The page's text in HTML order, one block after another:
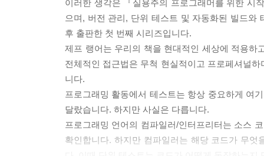
이러한 생각은 『실용주의 프로그래머를 위한 시
으며, 버전 관리, 단위 테스트 및 자동화된 빌드와
후 출판한 첫 번째 시리즈입니다.
제프 랭어는 우리의 책을 현대적인 세상에 적용하
전체적인 접근법은 무척 현실적이고 프로페셔널
니다.
프로그래밍 활동에서 테스트는 항상 중요하게 여
달랐습니다. 하지만 사실은 다릅니다.
프로그래밍 언어의 컴파일러/인터프리터는 소스
확인합니다. 하지만 컴파일러는 해당 코드가 무